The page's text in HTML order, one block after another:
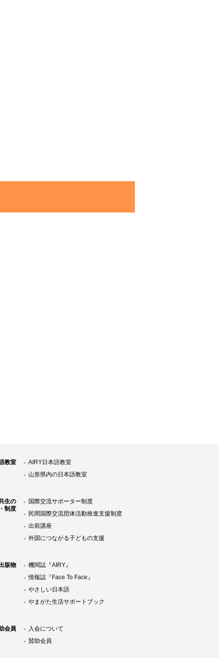
教室
AIRY日本語教室
山形県内の日本語教室
生の
制度
国際交流サポーター制度
民間国際交流団体活動推進支援制度
出前講座
外国につながる子どもの支援
版物
機関誌『AIRY』
情報誌『Face To Face』
やさしい日本語
やまがた生活サポートブック
会員
入会について
賛助会員